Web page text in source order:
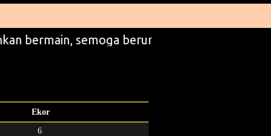
bermain, semoga beruntung
Ekor
6